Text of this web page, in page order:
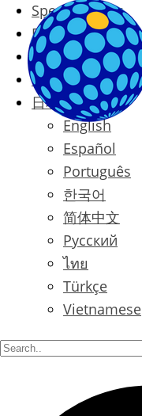
Special Offers
Prices
Blog
Contact
日本語
English
Español
Português
한국어
简体中文
Русский
ไทย
Türkçe
Vietnamese